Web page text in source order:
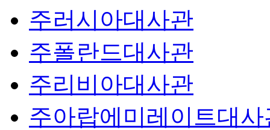
주러시아대사관
주폴란드대사관
주리비아대사관
주아랍에미레이트대사